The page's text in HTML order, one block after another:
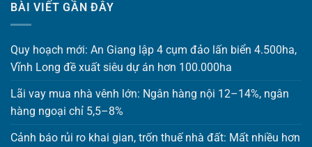
BÀI VIẾT GẦN ĐÂY
Quy hoạch mới: An Giang lập 4 cụm đảo lấn biển 4.500ha,
Vĩnh Long đề xuất siêu dự án hơn 100.000ha
Lãi vay mua nhà vênh lớn: Ngân hàng nội 12–14%, ngân
hàng ngoại chỉ 5,5–8%
Cảnh báo rủi ro khai gian, trốn thuế nhà đất: Mất nhiều hơn